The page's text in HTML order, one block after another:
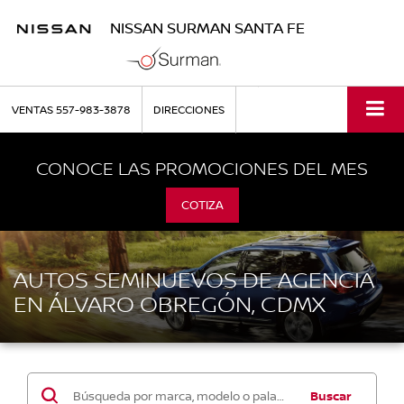
NISSAN SURMAN SANTA FE
VENTAS557-983-3878 DIRECCIONES
CONOCE LAS PROMOCIONES DEL MES
COTIZA
AUTOS SEMINUEVOS DE AGENCIA
EN ÁLVARO OBREGÓN, CDMX
Buscar